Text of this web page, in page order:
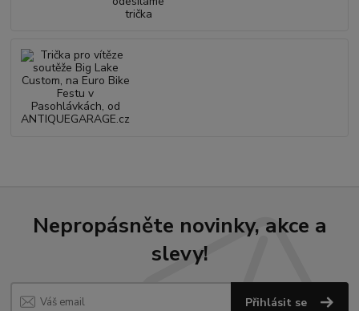
Nepropásněte novinky, akce a
slevy!
Přihlásit se